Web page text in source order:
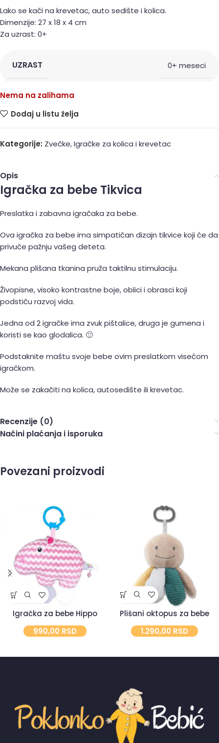
Lako se kači na krevetac, auto sedište i kolica.
Dimenzije: 27 x 18 x 4 cm
Za uzrast: 0+
UZRAST 0+ meseci
Nema na zalihama
Dodaj u listu želja
Kategorije: Zvečke,Igračke za kolica i krevetac
Opis
Igračka za bebe Tikvica
Preslatka i zabavna igračaka za bebe.
Ova igračka za bebe ima simpatičan dizajn tikvice koji će da
privuče pažnju vašeg deteta.
Mekana plišana tkanina pruža taktilnu stimulaciju.
Živopisne, visoko kontrastne boje, oblici i obrasci koji
podstiču razvoj vida.
Jedna od 2 igračke ima zvuk pištalice, druga je gumena i
koristi se kao glodalica. 🙂
Podstaknite maštu svoje bebe ovim preslatkom visećom
igračkom.
Može se zakačiti na kolica, autosedište ili krevetac.
Recenzije (0)
Načini plaćanja i isporuka
Povezani proizvodi
Igračka za bebe Hippo
990,00 RSD
Plišani oktopus za bebe
1.290,00 RSD